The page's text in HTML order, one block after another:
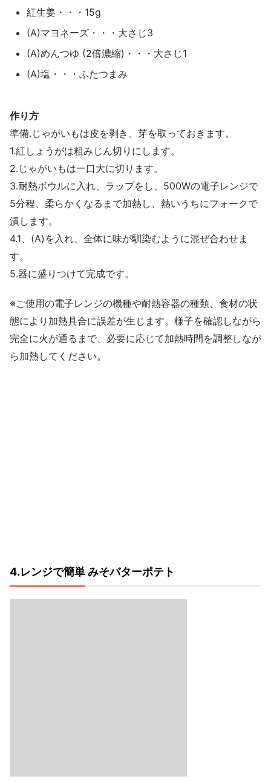
紅生姜・・・15g
(A)マヨネーズ・・・大さじ3
(A)めんつゆ (2倍濃縮)・・・大さじ1
(A)塩・・・ふたつまみ
作り方
準備.じゃがいもは皮を剥き、芽を取っておきます。
1.紅しょうがは粗みじん切りにします。
2.じゃがいもは一口大に切ります。
3.耐熱ボウルに入れ、ラップをし、500Wの電子レンジで
5分程、柔らかくなるまで加熱し、熱いうちにフォークで
潰します。
4.1、(A)を入れ、全体に味が馴染むように混ぜ合わせま
す。
5.器に盛りつけて完成です。
※ご使用の電子レンジの機種や耐熱容器の種類、食材の状
態により加熱具合に誤差が生じます。様子を確認しながら
完全に火が通るまで、必要に応じて加熱時間を調整しなが
ら加熱してください。
4.レンジで簡単 みそバターポテト